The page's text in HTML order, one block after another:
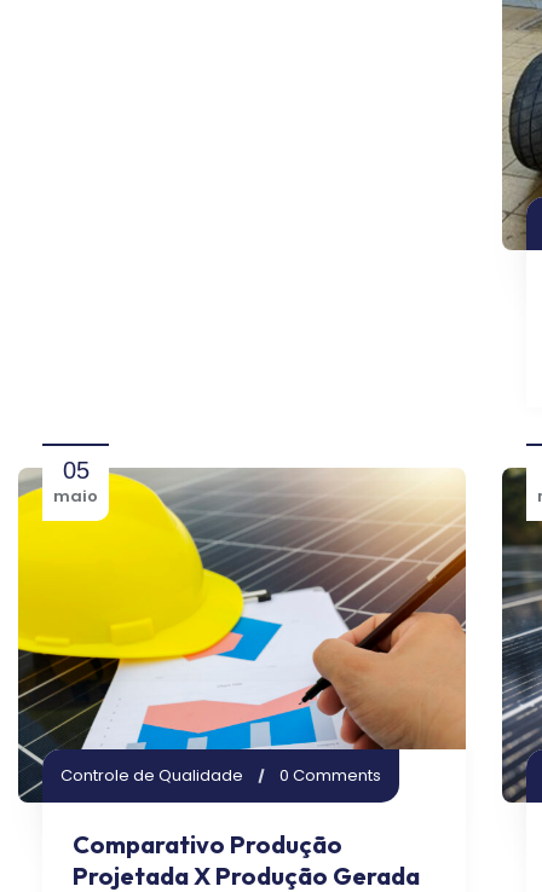
05
maio
Controle de Qualidade 0 Comments
Comparativo Produção
Projetada X Produção Gerada